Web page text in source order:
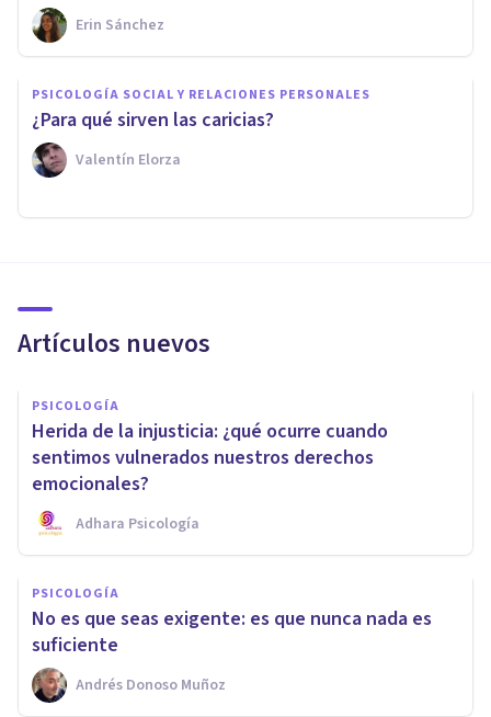
Erin Sánchez
PSICOLOGÍA SOCIAL Y RELACIONES PERSONALES
¿Para qué sirven las caricias?
Valentín Elorza
Artículos nuevos
PSICOLOGÍA
Herida de la injusticia: ¿qué ocurre cuando
sentimos vulnerados nuestros derechos
emocionales?
Adhara Psicología
PSICOLOGÍA
No es que seas exigente: es que nunca nada es
suficiente
Andrés Donoso Muñoz